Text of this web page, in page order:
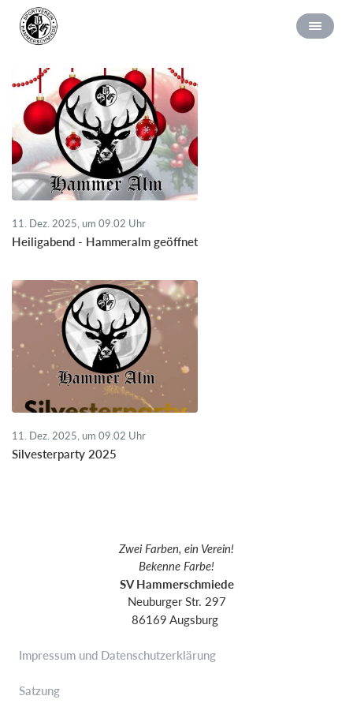
11. Dez. 2025, um 09.02 Uhr
Heiligabend - Hammeralm geöffnet
11. Dez. 2025, um 09.02 Uhr
Silvesterparty 2025
Zwei Farben, ein Verein!
Bekenne Farbe!
SV Hammerschmiede
Neuburger Str. 297
86169 Augsburg
Impressum und Datenschutzerklärung
Satzung